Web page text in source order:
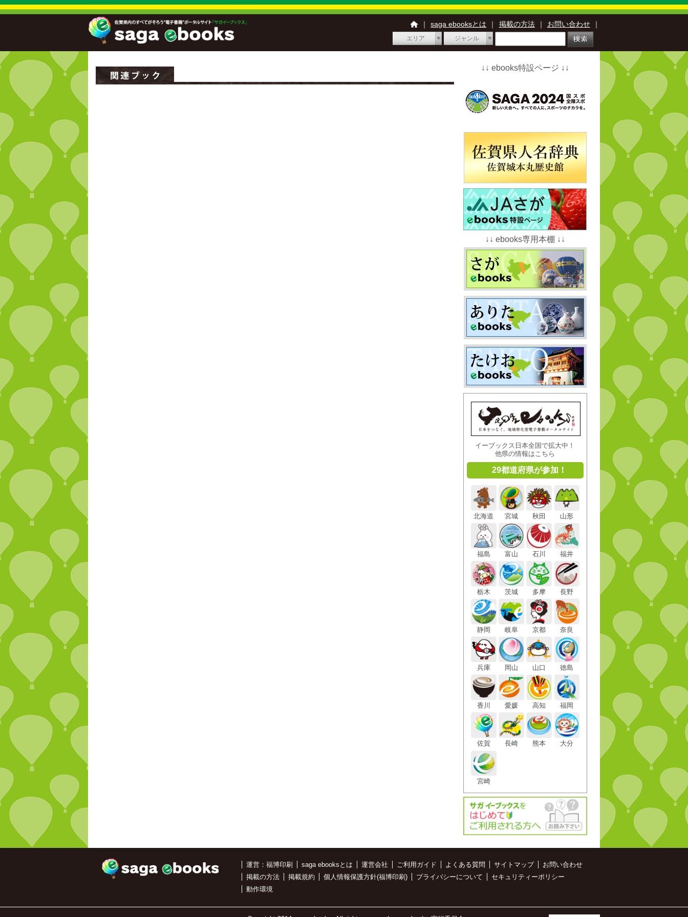
｜ saga ebooksとは ｜ 掲載の方法 ｜ お問い合わせ ｜
エリア ジャンル
↓↓ ebooks特設ページ ↓↓
↓↓ ebooks専用本棚 ↓↓
イーブックス日本全国で拡大中！
他県の情報はこちら
29都道府県が参加！
北海道 宮城 秋田 山形
福島 富山 石川 福井
栃木 茨城 多摩 長野
静岡 岐阜 京都 奈良
兵庫 岡山 山口 徳島
香川 愛媛 高知 福岡
佐賀 長崎 熊本 大分
宮崎
運営：福博印刷 saga ebooksとは 運営会社 ご利用ガイド よくある質問 サイトマップ
お問い合わせ
掲載の方法
掲載規約 個人情報保護方針(福博印刷) プライバシーについて
セキュリティーポリシー
動作環境